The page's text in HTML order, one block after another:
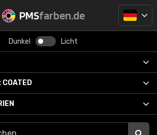
PMSfarben.de
Dunkel Licht
COATED